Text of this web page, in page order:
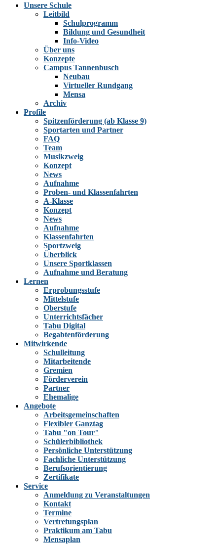
Unsere Schule
Leitbild
Schulprogramm
Bildung und Gesundheit
Info-Video
Über uns
Konzepte
Campus Tannenbusch
Neubau
Virtueller Rundgang
Mensa
Archiv
Profile
Spitzenförderung (ab Klasse 9)
Sportarten und Partner
FAQ
Team
Musikzweig
Konzept
News
Aufnahme
Proben- und Klassenfahrten
A-Klasse
Konzept
News
Aufnahme
Klassenfahrten
Sportzweig
Überblick
Unsere Sportklassen
Aufnahme und Beratung
Lernen
Erprobungsstufe
Mittelstufe
Oberstufe
Unterrichtsfächer
Tabu Digital
Begabtenförderung
Mitwirkende
Schulleitung
Mitarbeitende
Gremien
Förderverein
Partner
Ehemalige
Angebote
Arbeitsgemeinschaften
Flexibler Ganztag
Tabu "on Tour"
Schülerbibliothek
Persönliche Unterstützung
Fachliche Unterstützung
Berufsorientierung
Zertifikate
Service
Anmeldung zu Veranstaltungen
Kontakt
Termine
Vertretungsplan
Praktikum am Tabu
Mensaplan